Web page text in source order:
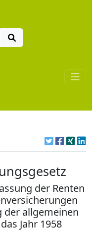
der Renten
der allgemeinen
Jahr 1958